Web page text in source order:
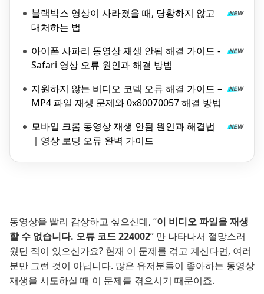
블랙박스 영상이 사라졌을 때, 당황하지 않고
대처하는 법
아이폰 사파리 동영상 재생 안됨 해결 가이드 -
Safari 영상 오류 원인과 해결 방법
지원하지 않는 비디오 코덱 오류 해결 가이드 –
MP4 파일 재생 문제와 0x80070057 해결 방법
모바일 크롬 동영상 재생 안됨 원인과 해결법
｜영상 로딩 오류 완벽 가이드
동영상을 빨리 감상하고 싶으신데, “이 비디오 파일을 재생
할 수 없습니다. 오류 코드 224002” 만 나타나서 절망스러
웠던 적이 있으신가요? 현재 이 문제를 겪고 계신다면, 여러
분만 그런 것이 아닙니다. 많은 유저분들이 좋아하는 동영상
재생을 시도하실 때 이 문제를 겪으시기 때문이죠.